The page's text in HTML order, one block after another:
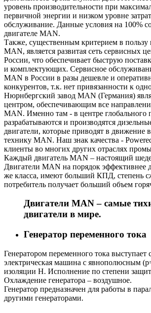
уровень производительности при
первичной энергии и низком уровне
обслуживание. Данные условия на 100%
двигателе MAN.
Также, существенным критерием в пользу
MAN, является развитая сеть сервисных
России, что обеспечивает быструю
и комплектующих. Сервисное
MAN в России в разы дешевле и
конкурентов, т.к. нет привязанности к
Нюрнбергский завод MAN (Германия)
центром, обеспечивающим все
MAN. Именно там - в центре глобального
разрабатываются и производятся
двигатели, которые приводят в движение
технику MAN. Наш знак качества -
клиенты во многих других отраслях
Каждый двигатель MAN – настоящий
Двигатели MAN на порядок эффективнее
же класса, имеют больший КПД, степень
потребитель получает больший объем
Двигатели MAN – самые
двигатели в мире.
Генератор переменного тока
Генератором переменного тока выступает
электрическая машина с явнополюсным
изоляции Н. Исполнение по степени
Охлаждение генератора – воздушное.
Генератор предназначен для работы в
другими генераторами.